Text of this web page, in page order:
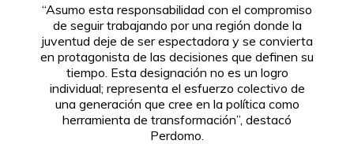
“Asumo esta responsabilidad con el compromiso
de seguir trabajando por una región donde la
juventud deje de ser espectadora y se convierta
en protagonista de las decisiones que definen su
tiempo. Esta designación no es un logro
individual; representa el esfuerzo colectivo de
una generación que cree en la política como
herramienta de transformación”, destacó
Perdomo.